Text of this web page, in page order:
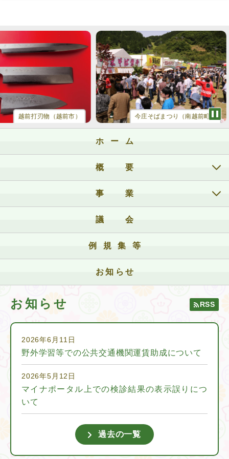
越前打刃物（越前市） 今庄そばまつり（南越前町）
ホーム
概要
事業
議会
例規集等
お知らせ
お知らせ RSS
2026年6月11日
野外学習等での公共交通機関運賃助成について
2026年5月12日
マイナポータル上での検診結果の表示誤りにつ
いて
過去の一覧